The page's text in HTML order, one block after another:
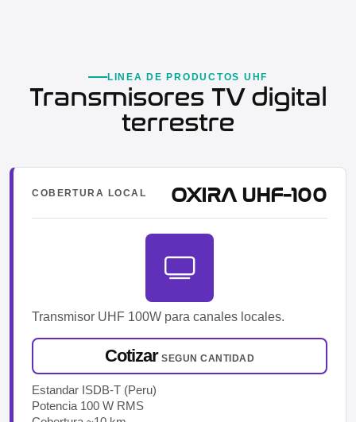
LINEA DE PRODUCTOS UHF
Transmisores TV digital
terrestre
COBERTURA LOCAL OXIRA UHF-100
Transmisor UHF 100W para canales locales.
Cotizar SEGUN CANTIDAD
Estandar ISDB-T (Peru)
Potencia 100 W RMS